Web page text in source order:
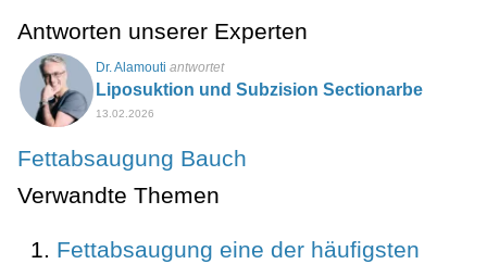
Antworten unserer Experten
Dr. Alamouti antwortet
Liposuktion und Subzision Sectionarbe
13.02.2026
Fettabsaugung Bauch
Verwandte Themen
Fettabsaugung eine der häufigsten